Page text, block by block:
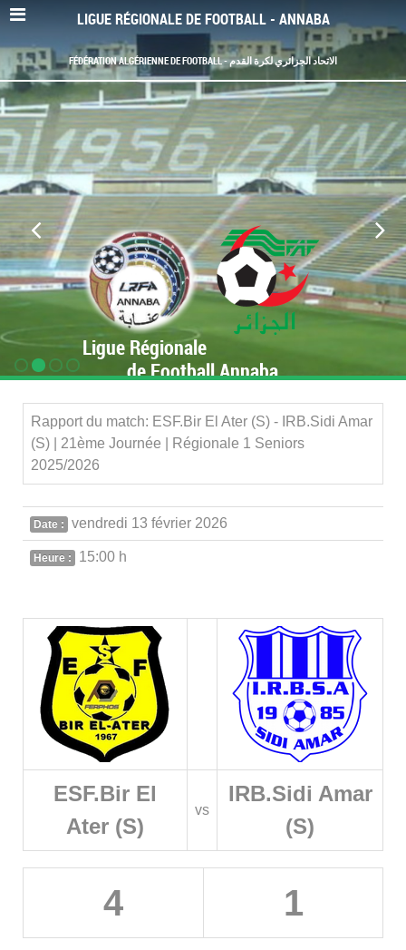
LIGUE RÉGIONALE DE FOOTBALL - ANNABA
FÉDÉRATION ALGÉRIENNE DE FOOTBALL - الاتحاد الجزائري لكرة القدم
Ligue Régionale
de Football Annaba
Rapport du match: ESF.Bir El Ater (S) - IRB.Sidi Amar
(S) | 21ème Journée | Régionale 1 Seniors
2025/2026
Date : vendredi 13 février 2026
Heure : 15:00 h
ESF.Bir El
Ater (S)
vs
IRB.Sidi Amar
(S)
4 1